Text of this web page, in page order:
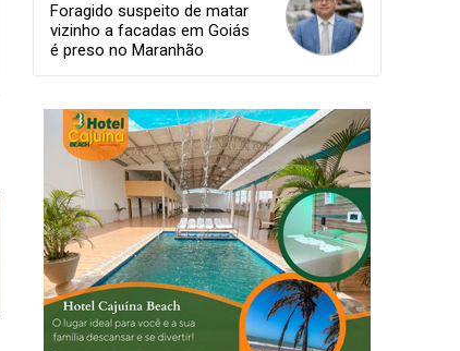
Foragido suspeito de matar
vizinho a facadas em Goiás
é preso no Maranhão